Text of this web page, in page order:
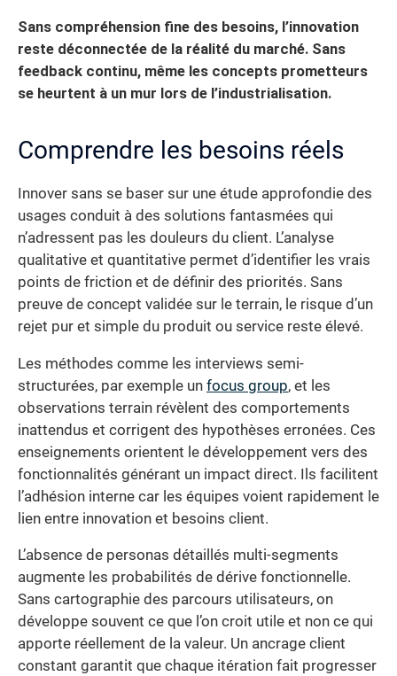
Sans compréhension fine des besoins, l’innovation
reste déconnectée de la réalité du marché. Sans
feedback continu, même les concepts prometteurs
se heurtent à un mur lors de l’industrialisation.
Comprendre les besoins réels
Innover sans se baser sur une étude approfondie des
usages conduit à des solutions fantasmées qui
n’adressent pas les douleurs du client. L’analyse
qualitative et quantitative permet d’identifier les vrais
points de friction et de définir des priorités. Sans
preuve de concept validée sur le terrain, le risque d’un
rejet pur et simple du produit ou service reste élevé.
Les méthodes comme les interviews semi-
structurées, par exemple un focus group, et les
observations terrain révèlent des comportements
inattendus et corrigent des hypothèses erronées. Ces
enseignements orientent le développement vers des
fonctionnalités générant un impact direct. Ils facilitent
l’adhésion interne car les équipes voient rapidement le
lien entre innovation et besoins client.
L’absence de personas détaillés multi-segments
augmente les probabilités de dérive fonctionnelle.
Sans cartographie des parcours utilisateurs, on
développe souvent ce que l’on croit utile et non ce qui
apporte réellement de la valeur. Un ancrage client
constant garantit que chaque itération fait progresser